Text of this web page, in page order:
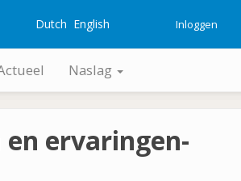
Dutch English Inloggen
Naslag
ervaringen-